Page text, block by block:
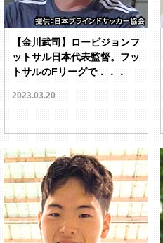
【金川武司】ロービジョンフ
ットサル日本代表監督。フッ
トサルのFリーグで．．．
2023.03.20